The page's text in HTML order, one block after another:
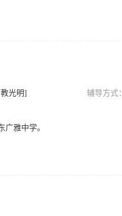
光明] 辅导方式：
雅中学。